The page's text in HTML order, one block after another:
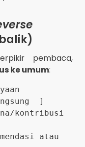
pembaca,
ke umum:
]